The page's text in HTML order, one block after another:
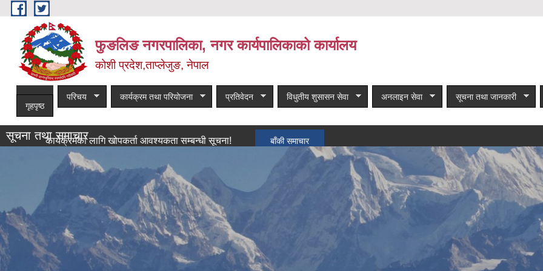
Skip to main content
फुङलिङ नगरपालिका, नगर कार्यपालिकाको कार्यालय
कोशी प्रदेश,ताप्लेजुङ, नेपाल
गृहपृष्ठ
परिचय कार्यक्रम तथा परियोजना प्रतिवेदन विधुतीय शुसासन सेवा अनलाइन सेवा सूचना तथा जानकारी
सूचना तथा समाचार
कार्यक्रमका लागि खोपकर्ता आवश्यकता सम्बन्धी सूचना! बाँकी समाचार